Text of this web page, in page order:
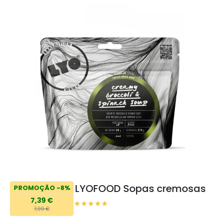
PROMOÇÃO -8%
7,39 €
7,99 €
LYOFOOD Sopas cremosas